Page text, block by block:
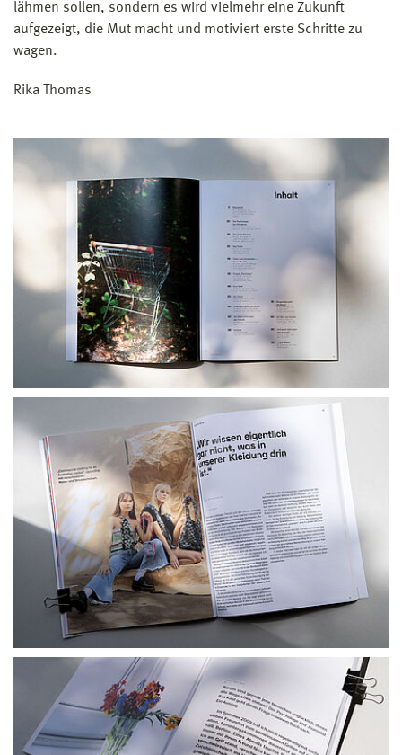
lähmen sollen, sondern es wird vielmehr eine Zukunft
aufgezeigt, die Mut macht und motiviert erste Schritte zu
wagen.
Rika Thomas